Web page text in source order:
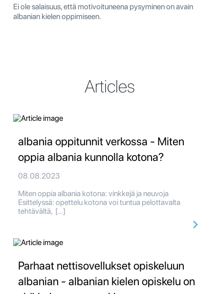
Ei ole salaisuus, että motivoituneena pysyminen on avain
albanian kielen oppimiseen.
Articles
albania oppitunnit verkossa - Miten
oppia albania kunnolla kotona?
08.08.2023
Miten oppia albania kotona: vinkkejä ja neuvoja
Esittelyssä: opettelu kotona voi tuntua pelottavalta
tehtävältä, […]
Parhaat nettisovellukset opiskeluun
albanian - albanian kielen opiskelu on